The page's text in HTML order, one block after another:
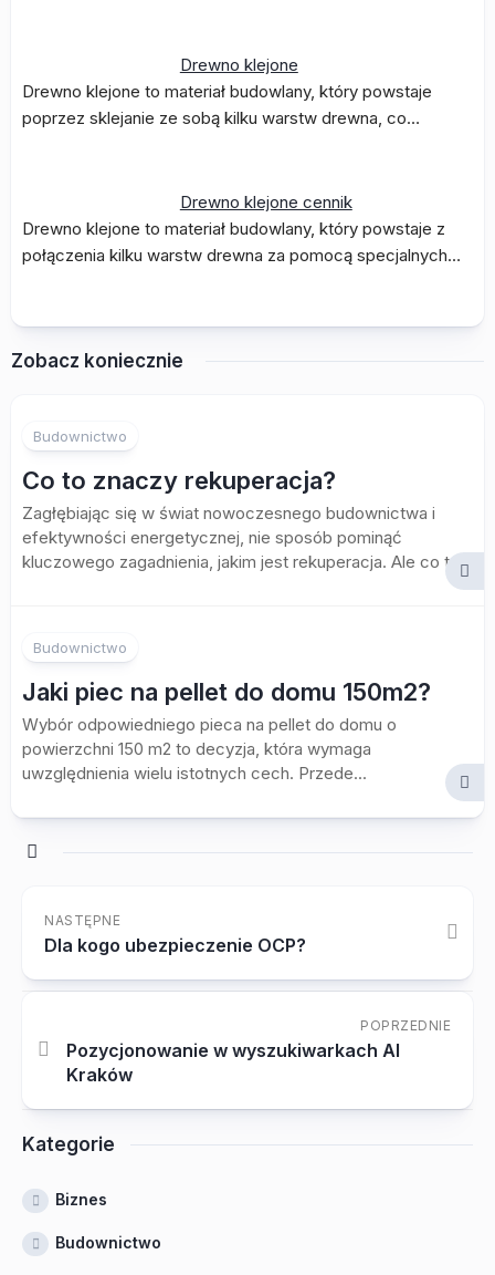
Drewno klejone
Drewno klejone to materiał budowlany, który powstaje
poprzez sklejanie ze sobą kilku warstw drewna, co…
Drewno klejone cennik
Drewno klejone to materiał budowlany, który powstaje z
połączenia kilku warstw drewna za pomocą specjalnych…
Zobacz koniecznie
Budownictwo
Co to znaczy rekuperacja?
Zagłębiając się w świat nowoczesnego budownictwa i
efektywności energetycznej, nie sposób pominąć
kluczowego zagadnienia, jakim jest rekuperacja. Ale co to...
Budownictwo
Jaki piec na pellet do domu 150m2?
Wybór odpowiedniego pieca na pellet do domu o
powierzchni 150 m2 to decyzja, która wymaga
uwzględnienia wielu istotnych cech. Przede...
NASTĘPNE
Dla kogo ubezpieczenie OCP?
POPRZEDNIE
Pozycjonowanie w wyszukiwarkach AI
Kraków
Kategorie
Biznes
Budownictwo